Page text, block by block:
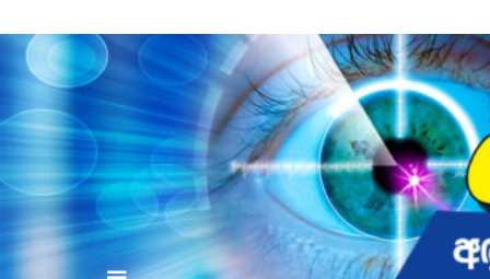
to
contentvinivida.lk